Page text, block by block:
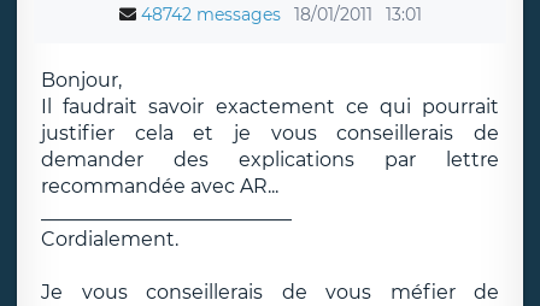
48742 messages 18/01/2011 13:01
Bonjour,
Il faudrait savoir exactement ce qui pourrait
justifier cela et je vous conseillerais de
demander des explications par lettre
recommandée avec AR...
Cordialement.
Je vous conseillerais de vous méfier de